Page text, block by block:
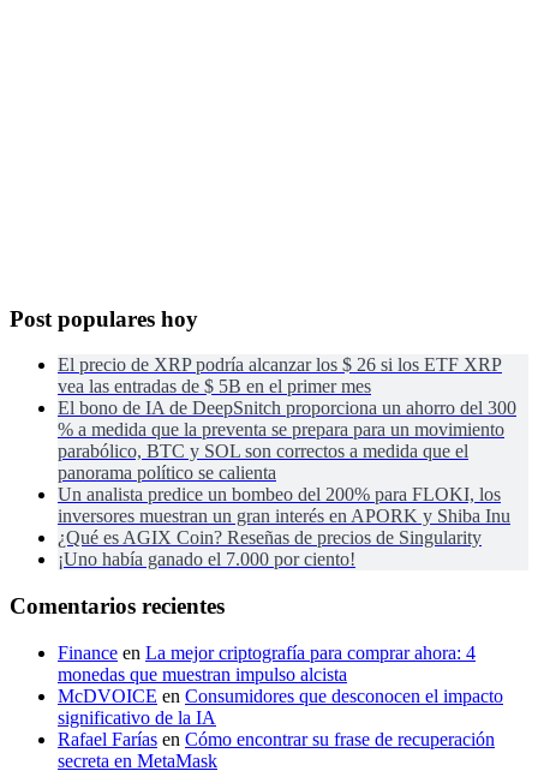
Post populares hoy
El precio de XRP podría alcanzar los $ 26 si los ETF XRP
vea las entradas de $ 5B en el primer mes
El bono de IA de DeepSnitch proporciona un ahorro del 300
% a medida que la preventa se prepara para un movimiento
parabólico, BTC y SOL son correctos a medida que el
panorama político se calienta
Un analista predice un bombeo del 200% para FLOKI, los
inversores muestran un gran interés en APORK y Shiba Inu
¿Qué es AGIX Coin? Reseñas de precios de Singularity
¡Uno había ganado el 7.000 por ciento!
Comentarios recientes
Finance en La mejor criptografía para comprar ahora: 4
monedas que muestran impulso alcista
McDVOICE en Consumidores que desconocen el impacto
significativo de la IA
Rafael Farías en Cómo encontrar su frase de recuperación
secreta en MetaMask